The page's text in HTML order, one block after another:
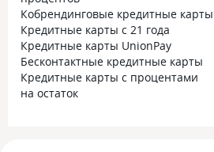
Кобрендинговые кредитные карты
Кредитные карты с 21 года
Кредитные карты UnionPay
Бесконтактные кредитные карты
Кредитные карты с процентами
на остаток